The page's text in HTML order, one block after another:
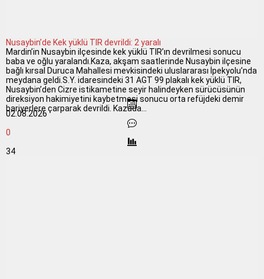
Nusaybin’de Kek yüklü TIR devrildi: 2 yaralı
Mardin’in Nusaybin ilçesinde kek yüklü TIR’ın devrilmesi sonucu
baba ve oğlu yaralandı.Kaza, akşam saatlerinde Nusaybin ilçesine
bağlı kırsal Duruca Mahallesi mevkisindeki uluslararası İpekyolu’nda
meydana geldi.S.Y. idaresindeki 31 AGT 99 plakalı kek yüklü TIR,
Nusaybin’den Cizre istikametine seyir halindeyken sürücüsünün
direksiyon hakimiyetini kaybetmesi sonucu orta refüjdeki demir
bariyerlere çarparak devrildi. Kazada...
02.08.2026
0
34